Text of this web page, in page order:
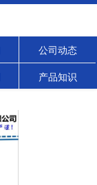
公司动态
产品知识